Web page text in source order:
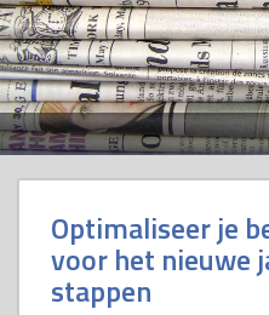
Optimaliseer je
voor het nieuwe
stappen